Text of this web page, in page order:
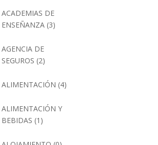
ACADEMIAS DE
ENSEÑANZA (3)
AGENCIA DE
SEGUROS (2)
ALIMENTACIÓN (4)
ALIMENTACIÓN Y
BEBIDAS (1)